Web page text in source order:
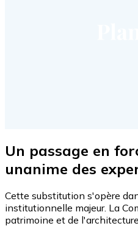
Un passage en
unanime des
Cette substitution s'opère
institutionnelle majeur. La
patrimoine et de